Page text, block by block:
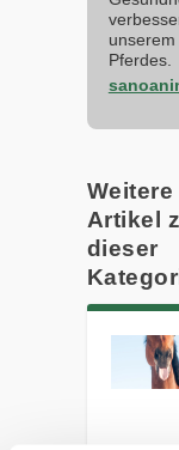
Pferdes.
Weitere
Artikel
dieser